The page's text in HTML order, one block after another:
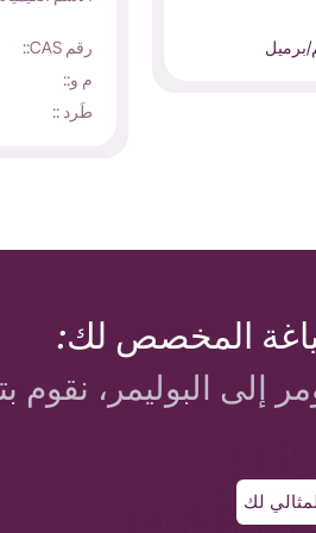
رقم CAS::
م و::
طَرد ::
المخصص لك:
إلى البوليمر، نقوم
لك